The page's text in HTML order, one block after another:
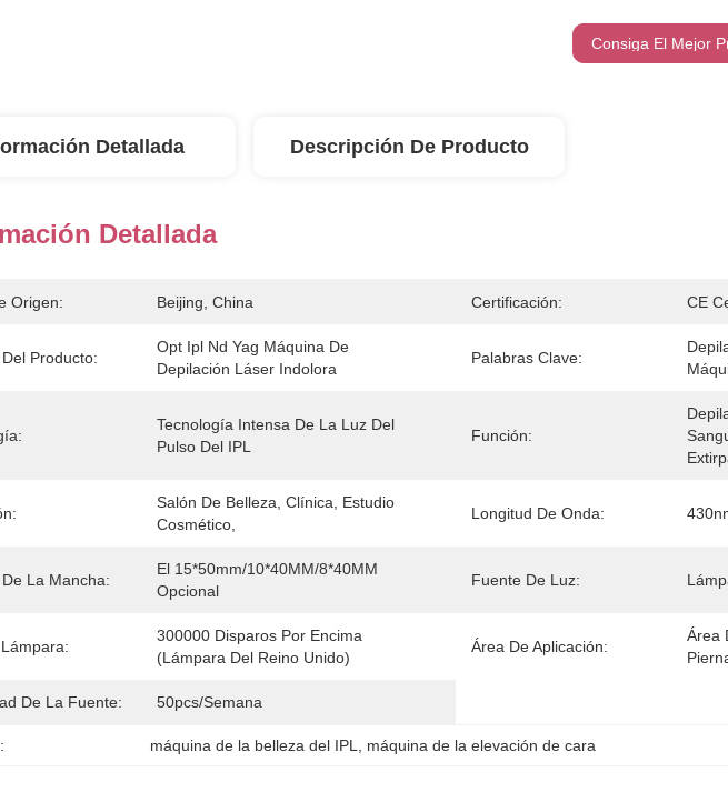
Consiga El Mejor
Detallada Descripción De Producto
Detallada
Origen: Beijing, China Certificación: CE
Producto:
Opt Ipl Nd Yag Máquina De
Depilación Láser Indolora
Palabras Clave:
Tecnología Intensa De La Luz Del
Pulso Del IPL
Función:
Salón De Belleza, Clínica, Estudio
Cosmético,
Longitud De Onda:
La Mancha:
El 15*50mm/10*40MM/8*40MM
Opcional
Fuente De Luz:
300000 Disparos Por Encima
(Lámpara Del Reino Unido)
Área De Aplicación:
Área
De La Fuente: 50pcs/semana
máquina de la belleza del IPL máquina de la elevación de cara